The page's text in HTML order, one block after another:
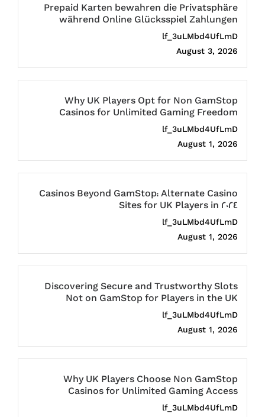
Prepaid Karten bewahren die Privatsphäre
während Online Glücksspiel Zahlungen
lf_3uLMbd4UfLmD
August 3, 2026
Why UK Players Opt for Non GamStop
Casinos for Unlimited Gaming Freedom
lf_3uLMbd4UfLmD
August 1, 2026
Casinos Beyond GamStop: Alternate Casino
Sites for UK Players in 2024
lf_3uLMbd4UfLmD
August 1, 2026
Discovering Secure and Trustworthy Slots
Not on GamStop for Players in the UK
lf_3uLMbd4UfLmD
August 1, 2026
Why UK Players Choose Non GamStop
Casinos for Unlimited Gaming Access
lf_3uLMbd4UfLmD